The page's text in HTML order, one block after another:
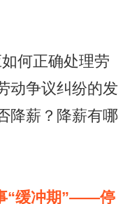
何正确处理劳
动争议纠纷的发
降薪？降薪有哪
“缓冲期”——停